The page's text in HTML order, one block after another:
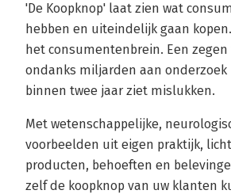
'De Koopknop' laat zien wat
hebben en uiteindelijk gaan
het consumentenbrein. Een
ondanks miljarden aan
binnen twee jaar ziet mislukken.
Met wetenschappelijke,
voorbeelden uit eigen praktijk,
producten, behoeften en
zelf de koopknop van uw klanten